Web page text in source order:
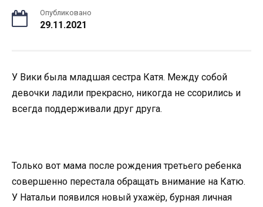
Опубликовано
29.11.2021
У Вики была младшая сестра Катя. Между собой
девочки ладили прекрасно, никогда не ссорились и
всегда поддерживали друг друга.
Только вот мама после рождения третьего ребенка
совершенно перестала обращать внимание на Катю.
У Натальи появился новый ухажёр, бурная личная